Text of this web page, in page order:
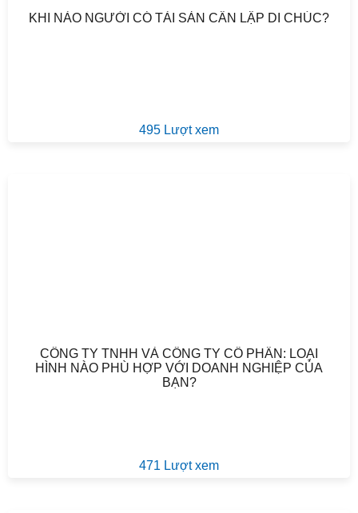
KHI NÀO NGƯỜI CÓ TÀI SẢN CẦN LẬP DI CHÚC?
495 Lượt xem
CÔNG TY TNHH VÀ CÔNG TY CỔ PHẦN: LOẠI
HÌNH NÀO PHÙ HỢP VỚI DOANH NGHIỆP CỦA
BẠN?
471 Lượt xem